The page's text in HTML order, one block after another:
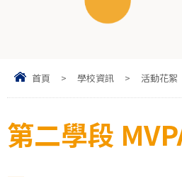
首頁 > 學校資訊 > 活動花絮
第二學段